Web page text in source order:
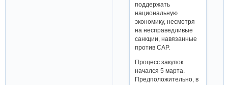
поддержать
национальную
экономику, несмотря
на несправедливые
санкции, навязанные
против САР.
Процесс закупок
начался 5 марта.
Предположительно, в